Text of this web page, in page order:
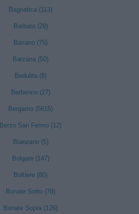
Bagnatica (113)
Barbata (28)
Bariano (75)
Barzana (50)
Bedulita (8)
Berbenno (27)
Bergamo (5615)
Berzo San Fermo (12)
Bianzano (5)
Bolgare (147)
Boltiere (80)
Bonate Sotto (78)
Bonate Sopra (126)